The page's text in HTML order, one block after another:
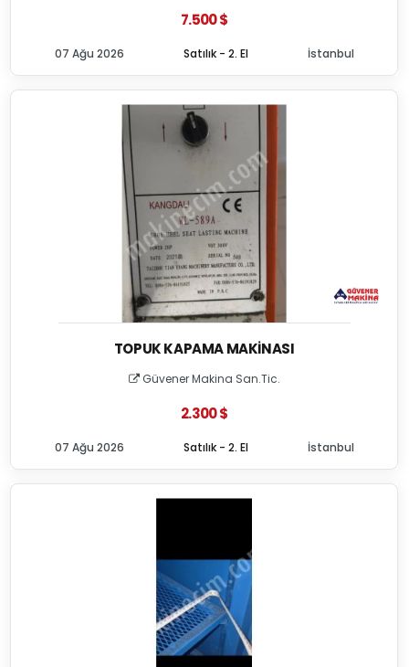
7.500 $
Satılık - 2. El
07 Ağu 2026 İstanbul
TOPUK KAPAMA MAKINASI
Güvener Makina San.Tic.
2.300 $
Satılık - 2. El
07 Ağu 2026 İstanbul